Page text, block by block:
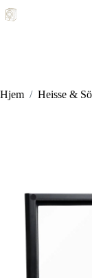
til
Hjem / Heisse &